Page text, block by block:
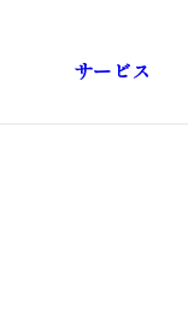
サービス